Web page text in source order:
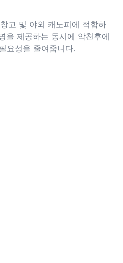
고 및 야외 캐노피에 적합하
을 제공하는 동시에 악천후에
요성을 줄여줍니다.